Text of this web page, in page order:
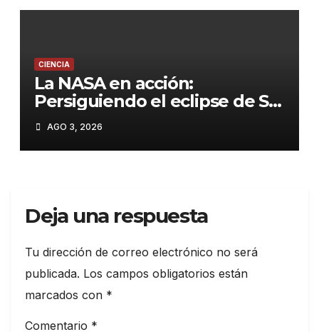
CIENCIA
La NASA en acción:
Persiguiendo el eclipse de Sol
desde el cielo para desvelar
los secretos de la corona
AGO 3, 2026
Deja una respuesta
Tu dirección de correo electrónico no será
publicada. Los campos obligatorios están
marcados con *
Comentario *